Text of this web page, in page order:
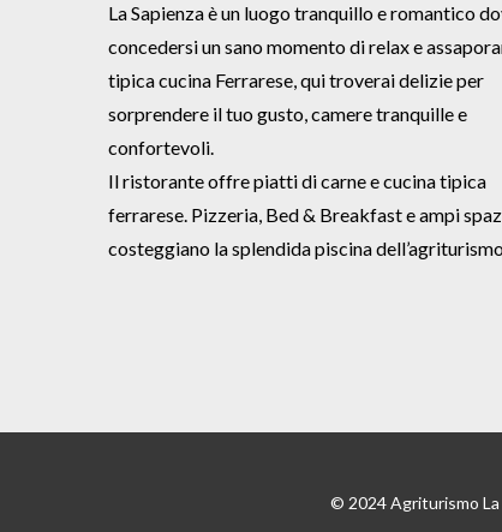
La Sapienza è un luogo tranquillo e romantico
concedersi un sano momento di relax e
tipica cucina Ferrarese, qui troverai delizie per
sorprendere il tuo gusto, camere tranquille e
confortevoli.
Il ristorante offre piatti di carne e cucina tipica
ferrarese. Pizzeria, Bed & Breakfast e ampi
costeggiano la splendida piscina
© 2024 Agriturismo La